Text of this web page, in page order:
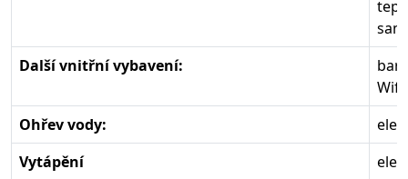
Další vnitřní vybavení:
Wifi
Ohřev vody:
Vytápění